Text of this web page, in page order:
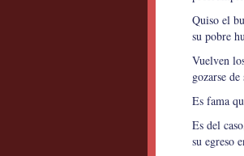
Quiso el
su pobre
Vuelven
gozarse de
Es fama
Es del
su egreso